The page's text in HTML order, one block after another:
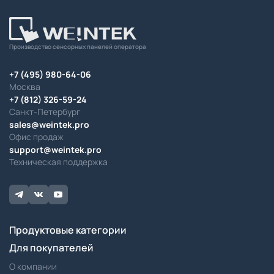
Производство сенсорных панелей оператора
Москва
+7 (495) 980-64-06
Офис продаж
sales@weintek.pro
Санкт-Петербург
+7 (812) 326-59-24
Техническая поддержка
support@weintek.pro
Продуктовые категории
Для покупателей
О компании